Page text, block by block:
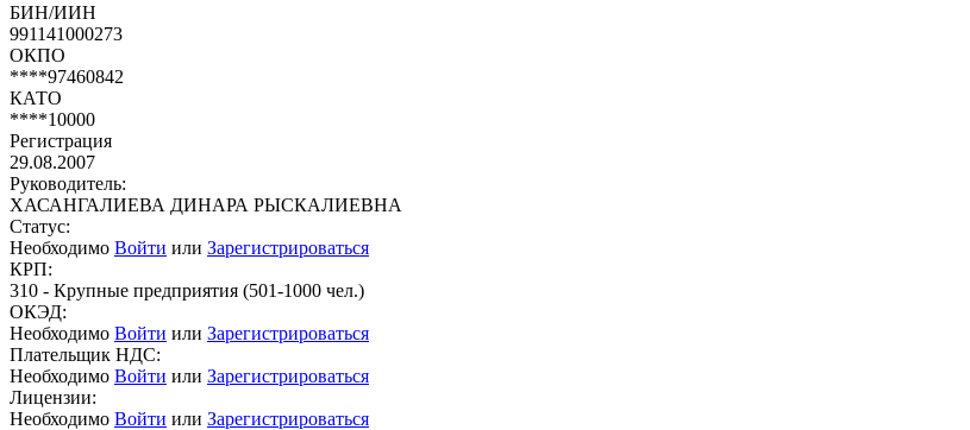
БИН/ИИН
991141000273
ОКПО
****97460842
КАТО
****10000
Регистрация
29.08.2007
Руководитель:
ХАСАНГАЛИЕВА ДИНАРА РЫСКАЛИЕВНА
Статус:
Необходимо Войти или Зарегистрироваться
КРП:
310 - Крупные предприятия (501-1000 чел.)
ОКЭД:
Необходимо Войти или Зарегистрироваться
Плательщик НДС:
Необходимо Войти или Зарегистрироваться
Лицензии:
Необходимо Войти или Зарегистрироваться